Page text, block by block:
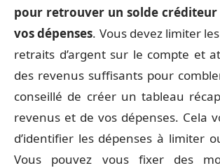
pour retrouver un solde
vos dépenses. Vous devez limiter
retraits d’argent sur le compte et
des revenus suffisants pour
conseillé de créer un tableau
revenus et de vos dépenses. Cela
d’identifier les dépenses à limiter
Vous pouvez vous fixer des